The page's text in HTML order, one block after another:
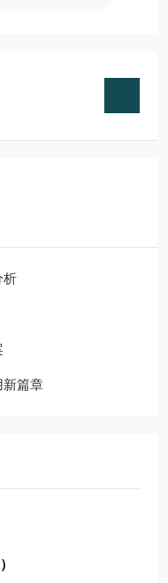
析
新篇章